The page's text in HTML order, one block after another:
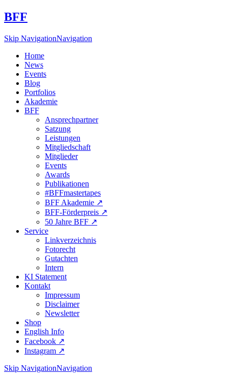
BFF
Skip NavigationNavigation
Home
News
Events
Blog
Portfolios
Akademie
BFF
Ansprechpartner
Satzung
Leistungen
Mitgliedschaft
Mitglieder
Events
Awards
Publikationen
#BFFmastertapes
BFF Akademie ↗︎
BFF-Förderpreis ↗︎
50 Jahre BFF ↗︎
Service
Linkverzeichnis
Fotorecht
Gutachten
Intern
KI Statement
Kontakt
Impressum
Disclaimer
Newsletter
Shop
English Info
Facebook ↗︎
Instagram ↗︎
Skip NavigationNavigation